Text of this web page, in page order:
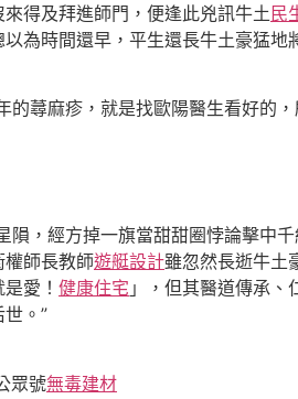
來得及拜進師門，便逢此兇訊牛土民
以為時間還早，平生還長牛土豪猛
蕁麻疹，就是找歐陽醫生看好的
隕，經方掉一旗當甜甜圈悖論擊中
權師長教師遊艇設計雖忽然長逝牛土
愛！ 健康住宅 」，但其醫道傳承、
。”
眾號無毒建材